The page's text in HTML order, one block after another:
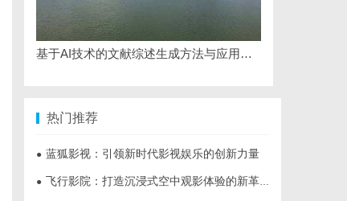
基于AI技术的文献综述生成方法与应用研究综述
热门推荐
● 蓝狐影视：引领新时代影视娱乐的创新力量
● 飞行影院：打造沉浸式空中观影体验的新革命